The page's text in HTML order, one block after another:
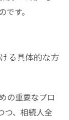
す。
る具体的な方
の重要なプロ
つ、相続人全